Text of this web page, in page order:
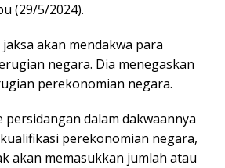
(29/5/2024).
akan mendakwa para
negara. Dia menegaskan
perekonomian negara.
persidangan dalam dakwaannya
perekonomian negara,
akan memasukkan jumlah atau